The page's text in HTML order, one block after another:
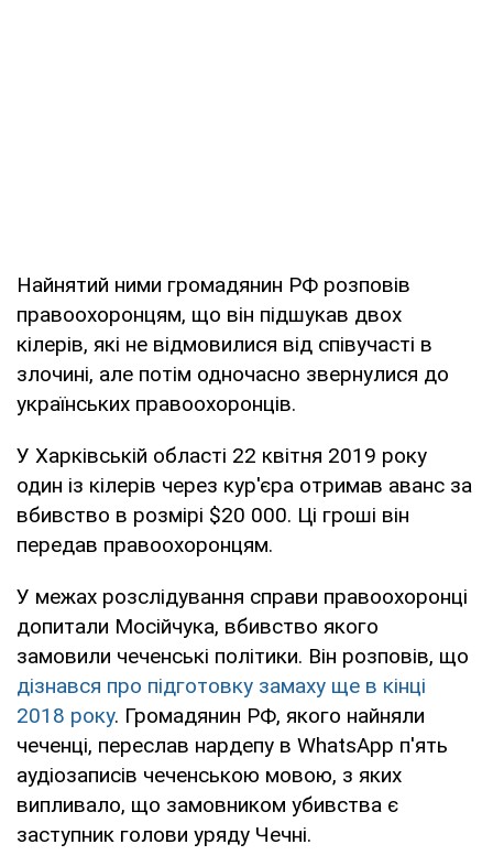
Найнятий ними громадянин РФ розповів
правоохоронцям, що він підшукав двох
кілерів, які не відмовилися від співучасті в
злочині, але потім одночасно звернулися до
українських правоохоронців.
У Харківській області 22 квітня 2019 року
один із кілерів через кур'єра отримав аванс за
вбивство в розмірі $20 000. Ці гроші він
передав правоохоронцям.
У межах розслідування справи правоохоронці
допитали Мосійчука, вбивство якого
замовили чеченські політики. Він розповів, що
дізнався про підготовку замаху ще в кінці
2018 року. Громадянин РФ, якого найняли
чеченці, переслав нардепу в WhatsApp п'ять
аудіозаписів чеченською мовою, з яких
випливало, що замовником убивства є
заступник голови уряду Чечні.